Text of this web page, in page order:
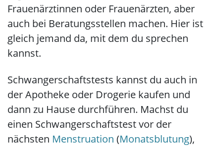
Frauenärztinnen oder Frauenärzten, aber
auch bei Beratungsstellen machen. Hier ist
gleich jemand da, mit dem du sprechen
kannst.
Schwangerschaftstests kannst du auch in
der Apotheke oder Drogerie kaufen und
dann zu Hause durchführen. Machst du
einen Schwangerschaftstest vor der
nächsten Menstruation (Monatsblutung),